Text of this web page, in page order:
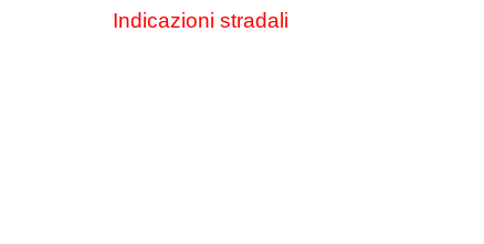
Indicazioni stradali